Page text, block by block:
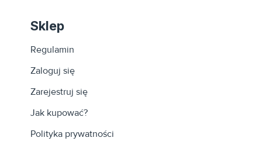
Sklep
Regulamin
Zaloguj się
Zarejestruj się
Jak kupować?
Polityka prywatności